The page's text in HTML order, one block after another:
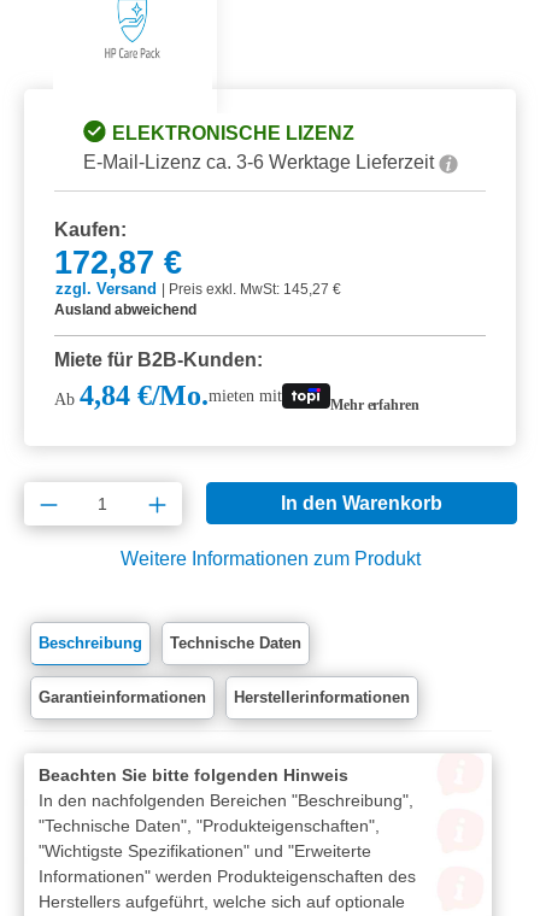
ELEKTRONISCHE LIZENZ
E-Mail-Lizenz ca. 3-6 Werktage Lieferzeit
Kaufen:
172,87 €
zzgl. Versand
Preis exkl. MwSt: 145,27 €
Ausland abweichend
Miete für B2B-Kunden:
Ab 4,84 €/Mo.mieten mit Mehr erfahren
Produkt Anzahl: Gib den gewünschten
In den Warenkorb
Weitere Informationen zum Produkt
Beschreibung Technische Daten
Garantieinformationen Herstellerinformationen
Beachten Sie bitte folgenden Hinweis
In den nachfolgenden Bereichen "Beschreibung",
"Technische Daten", "Produkteigenschaften",
"Wichtigste Spezifikationen" und "Erweiterte
Informationen" werden Produkteigenschaften des
Herstellers aufgeführt, welche sich auf optionale